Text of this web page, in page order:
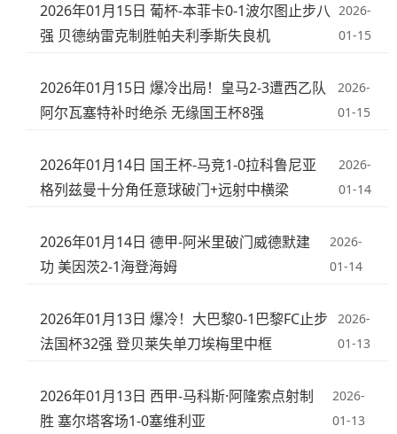
2026年01月15日 葡杯-本菲卡0-1波尔图止步八
强 贝德纳雷克制胜帕夫利季斯失良机
2026-
01-15
2026年01月15日 爆冷出局！皇马2-3遭西乙队
阿尔瓦塞特补时绝杀 无缘国王杯8强
2026-
01-15
2026年01月14日 国王杯-马竞1-0拉科鲁尼亚
格列兹曼十分角任意球破门+远射中横梁
2026-
01-14
2026年01月14日 德甲-阿米里破门威德默建
功 美因茨2-1海登海姆
2026-
01-14
2026年01月13日 爆冷！大巴黎0-1巴黎FC止步
法国杯32强 登贝莱失单刀埃梅里中框
2026-
01-13
2026年01月13日 西甲-马科斯·阿隆索点射制
胜 塞尔塔客场1-0塞维利亚
2026-
01-13